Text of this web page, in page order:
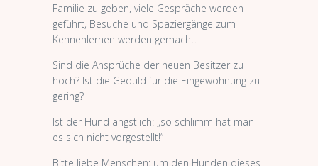
Familie zu geben, viele Gespräche werden
geführt, Besuche und Spaziergänge zum
Kennenlernen werden gemacht.
Sind die Ansprüche der neuen Besitzer zu
hoch? Ist die Geduld für die Eingewöhnung zu
gering?
Ist der Hund ängstlich: „so schlimm hat man
es sich nicht vorgestellt!“
Bitte liebe Menschen: um den Hunden dieses